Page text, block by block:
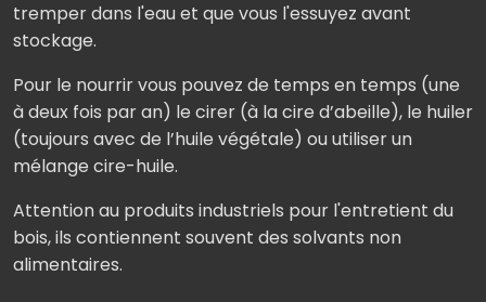
tremper dans l'eau et que vous l'essuyez avant
stockage.
Pour le nourrir vous pouvez de temps en temps (une
à deux fois par an) le cirer (à la cire d’abeille), le huiler
(toujours avec de l’huile végétale) ou utiliser un
mélange cire-huile.
Attention au produits industriels pour l'entretient du
bois, ils contiennent souvent des solvants non
alimentaires.